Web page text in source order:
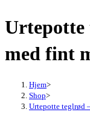
-
lerpotte
mønster
med fint
Hjem>
Shop>
Urtepotte teglrød